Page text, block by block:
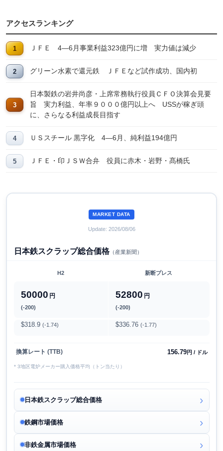
アクセスランキング
ＪＦＥ 4―6月事業利益323億円に増 実力値は減少
グリーン水素で還元鉄 ＪＦＥなど試作成功、国内初
日本製鉄の岩井尚彦・上席常務執行役員ＣＦＯ決算会見要
旨 実力利益、年率９０００億円以上へ USSが稼ぎ頭
に、さらなる利益成長目指す
ＵＳスチール 黒字化 4―6月、純利益194億円
ＪＦＥ・印ＪＳＷ合弁 役員に赤木・岩野・髙橋氏
MARKET DATA
Update: 2026/08/06
日本鉄スクラップ総合価格（産業新聞）
H2 新断プレス
50000 円
(-200)
52800 円
(-200)
$318.9 (-1.74) $336.76 (-1.77)
換算レート (TTB) 156.79円 / ドル
* 3地区電炉メーカー購入価格平均（トン当たり）
日本鉄スクラップ総合価格
鉄鋼市場価格
非鉄金属市場価格